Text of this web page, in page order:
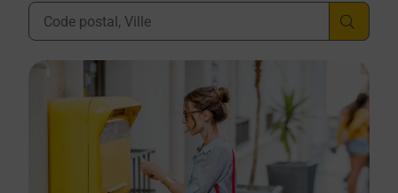
Ville, Département, Code Postal